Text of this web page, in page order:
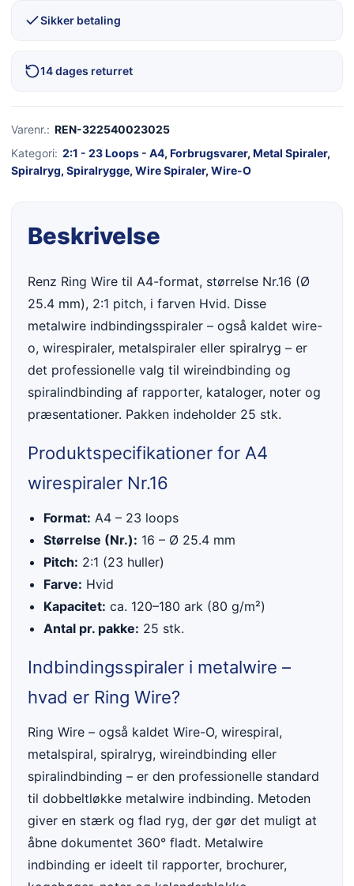
Sikker betaling
14 dages returret
Varenr.: REN-322540023025
Kategori: 2:1 - 23 Loops - A4, Forbrugsvarer, Metal Spiraler,
Spiralryg, Spiralrygge, Wire Spiraler, Wire-O
Beskrivelse
Renz Ring Wire til A4-format, størrelse Nr.16 (Ø
25.4 mm), 2:1 pitch, i farven Hvid. Disse
metalwire indbindingsspiraler – også kaldet wire-
o, wirespiraler, metalspiraler eller spiralryg – er
det professionelle valg til wireindbinding og
spiralindbinding af rapporter, kataloger, noter og
præsentationer. Pakken indeholder 25 stk.
Produktspecifikationer for A4
wirespiraler Nr.16
Format: A4 – 23 loops
Størrelse (Nr.): 16 – Ø 25.4 mm
Pitch: 2:1 (23 huller)
Farve: Hvid
Kapacitet: ca. 120–180 ark (80 g/m²)
Antal pr. pakke: 25 stk.
Indbindingsspiraler i metalwire –
hvad er Ring Wire?
Ring Wire – også kaldet Wire-O, wirespiral,
metalspiral, spiralryg, wireindbinding eller
spiralindbinding – er den professionelle standard
til dobbeltløkke metalwire indbinding. Metoden
giver en stærk og flad ryg, der gør det muligt at
åbne dokumentet 360° fladt. Metalwire
indbinding er ideelt til rapporter, brochurer,